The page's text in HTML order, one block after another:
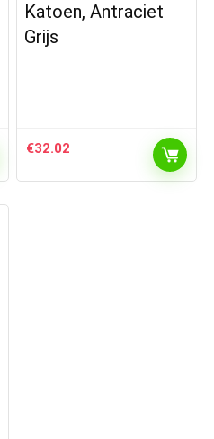
Katoen, Antraciet
Grijs
€32.02